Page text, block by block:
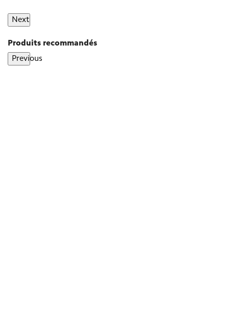
Next
Produits recommandés
Previous